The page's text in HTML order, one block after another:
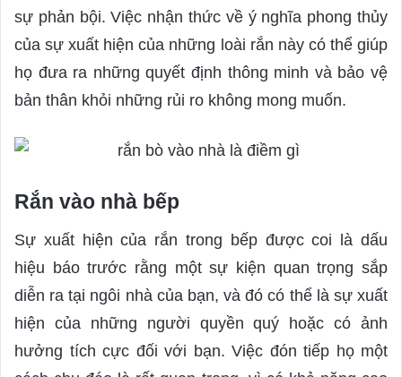
sự phản bội. Việc nhận thức về ý nghĩa phong thủy
của sự xuất hiện của những loài rắn này có thể giúp
họ đưa ra những quyết định thông minh và bảo vệ
bản thân khỏi những rủi ro không mong muốn.
Rắn vào nhà bếp
Sự xuất hiện của rắn trong bếp được coi là dấu
hiệu báo trước rằng một sự kiện quan trọng sắp
diễn ra tại ngôi nhà của bạn, và đó có thể là sự xuất
hiện của những người quyền quý hoặc có ảnh
hưởng tích cực đối với bạn. Việc đón tiếp họ một